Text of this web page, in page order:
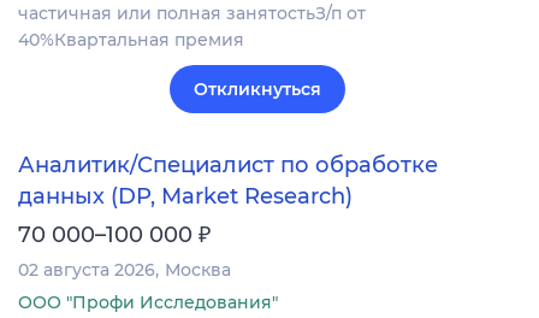
частичная или полная занятостьЗ/п от
40%Квартальная премия
Откликнуться
Аналитик/Специалист по обработке
данных (DP, Market Research)
70 000–100 000 ₽
02 августа 2026 Москва
ООО "Профи Исследования"